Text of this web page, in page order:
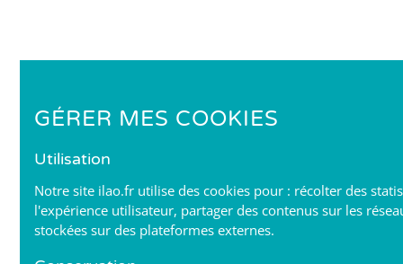
GÉRER MES COOKIES
Utilisation
Notre site ilao.fr utilise des cookies pour : récolter des
l'expérience utilisateur, partager des contenus sur les
stockées sur des plateformes externes.